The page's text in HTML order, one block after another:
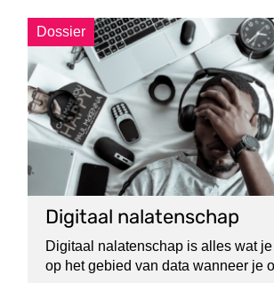
Dossier
Digitaal nalatenschap
Digitaal nalatenschap is alles wat
op het gebied van data wanneer je